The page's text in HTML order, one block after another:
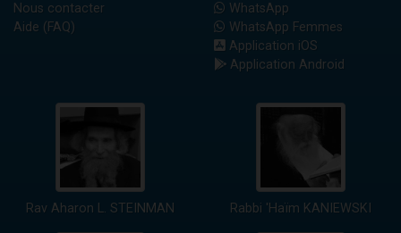
Nous contacter
Aide (FAQ)
WhatsApp
WhatsApp Femmes
Application iOS
Application Android
Rav Aharon L. STEINMAN Rabbi 'Haïm KANIEWSKI